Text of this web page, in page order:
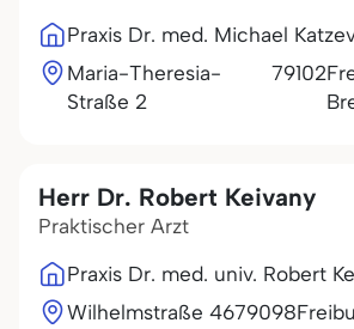
Praxis Dr. med. Michael
Maria-Theresia-
Straße 2
79102
Herr Dr. Robert Keivany
Praktischer Arzt
Praxis Dr. med. univ. Robert
Wilhelmstraße 4679098